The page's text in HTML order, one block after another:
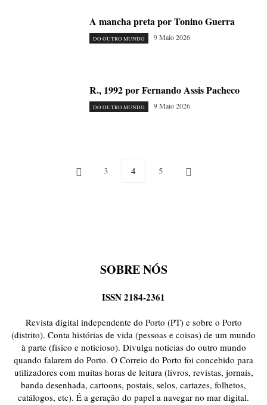
A mancha preta por Tonino Guerra
DO OUTRO MUNDO 9 Maio 2026
R., 1992 por Fernando Assis Pacheco
DO OUTRO MUNDO 9 Maio 2026
3 4 5
SOBRE NÓS
ISSN 2184-2361
Revista digital independente do Porto (PT) e sobre o Porto
(distrito). Conta histórias de vida (pessoas e coisas) de um mundo
à parte (físico e noticioso). Divulga notícias do outro mundo
quando falarem do Porto. O Correio do Porto foi concebido para
utilizadores com muitas horas de leitura (livros, revistas, jornais,
banda desenhada, cartoons, postais, selos, cartazes, folhetos,
catálogos, etc). É a geração do papel a navegar no mar digital.